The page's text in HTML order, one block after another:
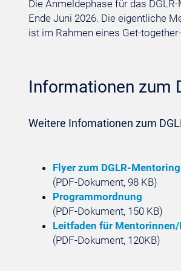
Die Anmeldephase für das
Ende Juni 2026. Die eigentliche
ist im Rahmen eines Get-
Informationen zum
Weitere Infomationen zum
Flyer zum DGLR-
(PDF-Dokument, 98 KB)
Programmordnung
(PDF-Dokument, 150 KB)
Leitfaden für
(PDF-Dokument, 120KB)